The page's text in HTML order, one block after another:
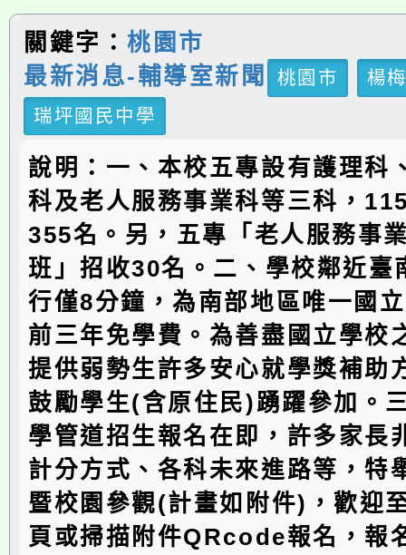
關鍵字：桃園市
最新消息-輔導室新聞
桃園市
楊
瑞坪國民中學
說明：一、本校五專設有護理科
科及老人服務事業科等三科，
355名。另，五專「老人服務事
班」招收30名。二、學校鄰近臺
行僅8分鐘，為南部地區唯一國
前三年免學費。為善盡國立學校
提供弱勢生許多安心就學獎補助
鼓勵學生(含原住民)踴躍參加。
學管道招生報名在即，許多家長
計分方式、各科未來進路等，特
暨校園參觀(計畫如附件)，歡迎
頁或掃描附件QRcode報名，報